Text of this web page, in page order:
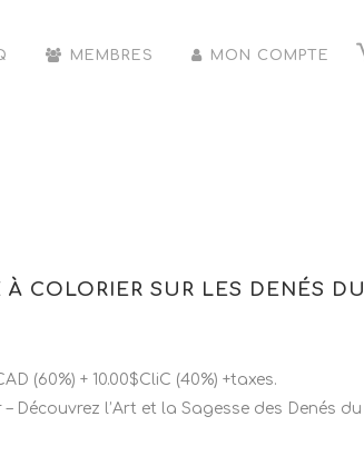
MEMBRES MON COMPTE
À COLORIER SUR LES DENÉS DU
(60%) + 10.00$CliC (40%) +taxes.
Découvrez l’Art et la Sagesse des Denés du